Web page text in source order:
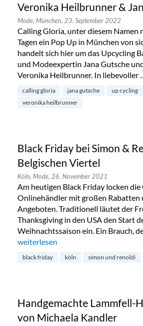
Veronika Heilbrunner &
Mode, München, 23. September 2022
Calling Gloria, unter diesem Namen
Tagen ein Pop Up in München von
handelt sich hier um das Upcycling
und Modeexpertin Jana Gutsche
Veronika Heilbrunner. In liebevoller
calling gloria jana gutsche
up cycling
veronika heilbrunner
Black Friday bei Simon &
Belgischen Viertel
Köln, Mode, 26. November 2021
Am heutigen Black Friday locken die
Onlinehändler mit großen Rabatten
Angeboten. Traditionell läutet der
Thanksgiving in den USA den Start
Weihnachtssaison ein. Ein Brauch,
„Black Friday bei Simon & Renoldi im
weiterlesen
black friday köln simon und renoldi
Handgemachte Lammfell-
von Michaela Kandler